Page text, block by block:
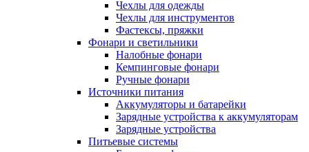
Чехлы для одежды
Чехлы для инструментов
Фастексы, пряжки
Фонари и светильники
Налобные фонари
Кемпинговые фонари
Ручные фонари
Источники питания
Аккумуляторы и батарейки
Зарядные устройства к аккумуляторам
Зарядные устройства
Питьевые системы